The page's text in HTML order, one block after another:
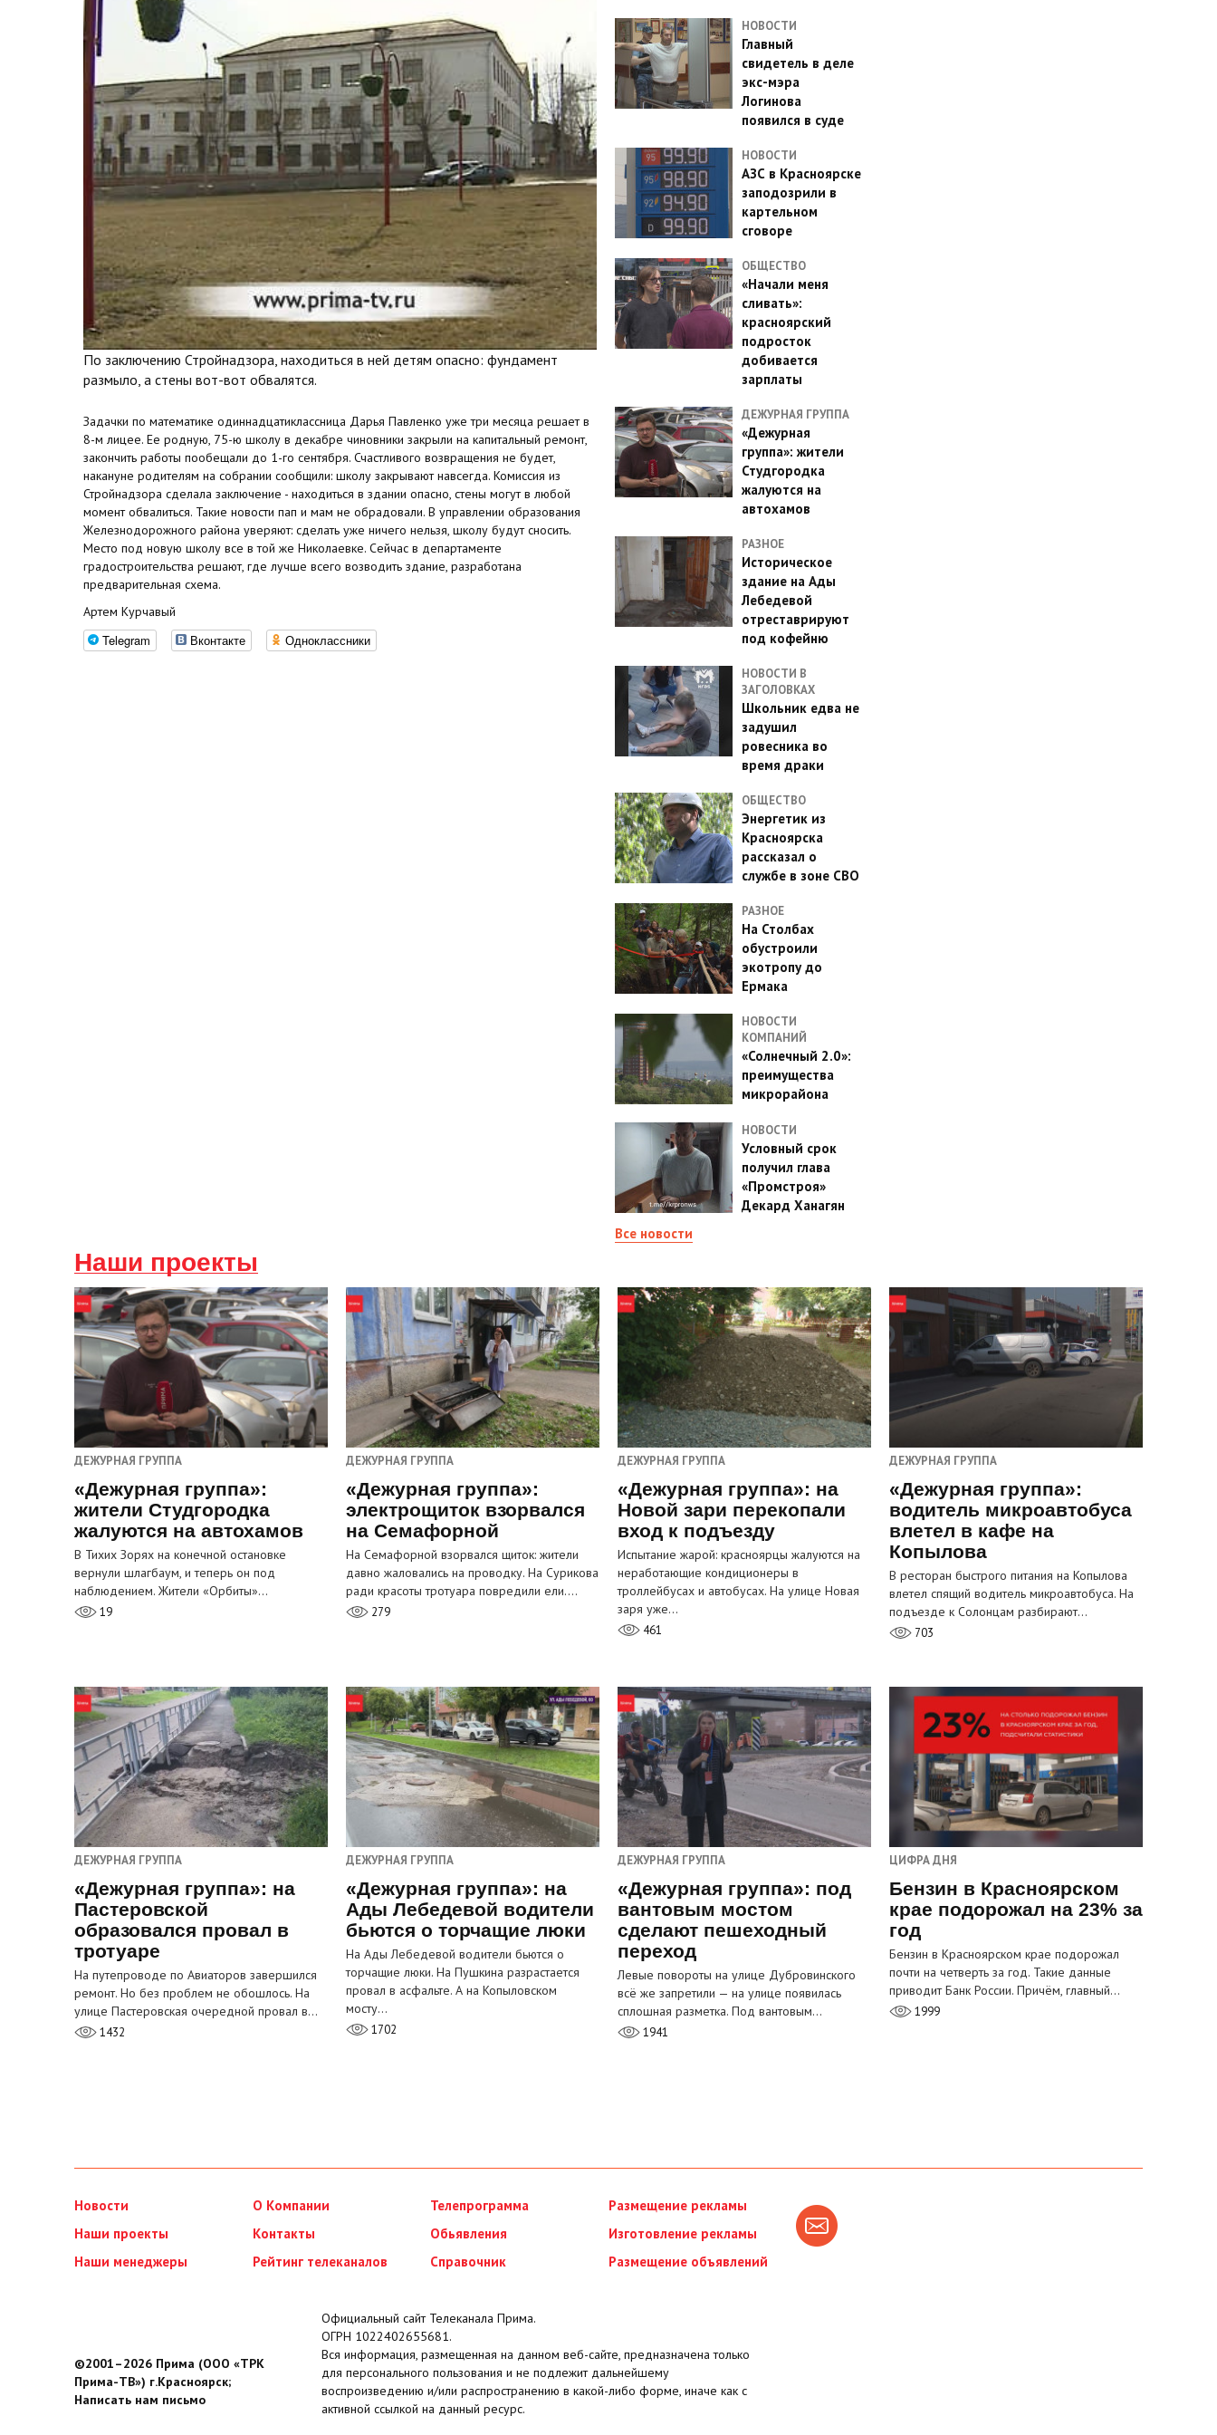
По заключению Стройнадзора, находиться в ней детям опасно: фундамент
размыло, а стены вот-вот обвалятся.
Задачки по математике одиннадцатиклассница Дарья Павленко уже три месяца решает в
8-м лицее. Ее родную, 75-ю школу в декабре чиновники закрыли на капитальный ремонт,
закончить работы пообещали до 1-го сентября. Счастливого возвращения не будет,
накануне родителям на собрании сообщили: школу закрывают навсегда. Комиссия из
Стройнадзора сделала заключение - находиться в здании опасно, стены могут в любой
момент обвалиться. Такие новости пап и мам не обрадовали. В управлении образования
Железнодорожного района уверяют: сделать уже ничего нельзя, школу будут сносить.
Место под новую школу все в той же Николаевке. Сейчас в департаменте
градостроительства решают, где лучше всего возводить здание, разработана
предварительная схема.
Артем Курчавый
Telegram Вконтакте Одноклассники
НОВОСТИ
Главный
свидетель в деле
экс-мэра
Логинова
появился в суде
НОВОСТИ
АЗС в Красноярске
заподозрили в
картельном
сговоре
ОБЩЕСТВО
«Начали меня
сливать»:
красноярский
подросток
добивается
зарплаты
ДЕЖУРНАЯ ГРУППА
«Дежурная
группа»: жители
Студгородка
жалуются на
автохамов
РАЗНОЕ
Историческое
здание на Ады
Лебедевой
отреставрируют
под кофейню
НОВОСТИ В
ЗАГОЛОВКАХ
Школьник едва не
задушил
ровесника во
время драки
ОБЩЕСТВО
Энергетик из
Красноярска
рассказал о
службе в зоне СВО
РАЗНОЕ
На Столбах
обустроили
экотропу до
Ермака
НОВОСТИ
КОМПАНИЙ
«Солнечный 2.0»:
преимущества
микрорайона
НОВОСТИ
Условный срок
получил глава
«Промстроя»
Декард Ханагян
Все новости
Наши проекты
ДЕЖУРНАЯ ГРУППА
«Дежурная группа»:
жители Студгородка
жалуются на автохамов
В Тихих Зорях на конечной остановке
вернули шлагбаум, и теперь он под
наблюдением. Жители «Орбиты»…
19
ДЕЖУРНАЯ ГРУППА
«Дежурная группа»:
электрощиток взорвался
на Семафорной
На Семафорной взорвался щиток: жители
давно жаловались на проводку. На Сурикова
ради красоты тротуара повредили ели.…
279
ДЕЖУРНАЯ ГРУППА
«Дежурная группа»: на
Новой зари перекопали
вход к подъезду
Испытание жарой: красноярцы жалуются на
неработающие кондиционеры в
троллейбусах и автобусах. На улице Новая
заря уже…
461
ДЕЖУРНАЯ ГРУППА
«Дежурная группа»:
водитель микроавтобуса
влетел в кафе на
Копылова
В ресторан быстрого питания на Копылова
влетел спящий водитель микроавтобуса. На
подъезде к Солонцам разбирают…
703
ДЕЖУРНАЯ ГРУППА
«Дежурная группа»: на
Пастеровской
образовался провал в
тротуаре
На путепроводе по Авиаторов завершился
ремонт. Но без проблем не обошлось. На
улице Пастеровская очередной провал в…
1432
ДЕЖУРНАЯ ГРУППА
«Дежурная группа»: на
Ады Лебедевой водители
бьются о торчащие люки
На Ады Лебедевой водители бьются о
торчащие люки. На Пушкина разрастается
провал в асфальте. А на Копыловском
мосту…
1702
ДЕЖУРНАЯ ГРУППА
«Дежурная группа»: под
вантовым мостом
сделают пешеходный
переход
Левые повороты на улице Дубровинского
всё же запретили — на улице появилась
сплошная разметка. Под вантовым…
1941
ЦИФРА ДНЯ
Бензин в Красноярском
крае подорожал на 23% за
год
Бензин в Красноярском крае подорожал
почти на четверть за год. Такие данные
приводит Банк России. Причём, главный…
1999
Новости
Наши проекты
Наши менеджеры
О Компании
Контакты
Рейтинг телеканалов
Телепрограмма
Обьявления
Справочник
Размещение рекламы
Изготовление рекламы
Размещение объявлений
©2001–2026 Прима (ООО «ТРК
Прима-ТВ») г.Красноярск;
Написать нам письмо
Официальный сайт Телеканала Прима.
ОГРН 1022402655681.
Вся информация, размещенная на данном веб-сайте, предназначена только
для персонального пользования и не подлежит дальнейшему
воспроизведению и/или распространению в какой-либо форме, иначе как с
активной ссылкой на данный ресурс.